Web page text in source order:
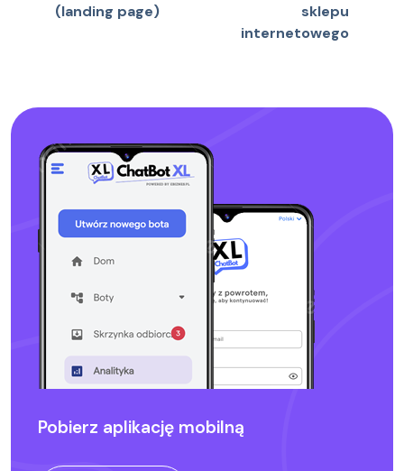
(landing page)
sklepu
internetowego
Pobierz aplikację mobilną